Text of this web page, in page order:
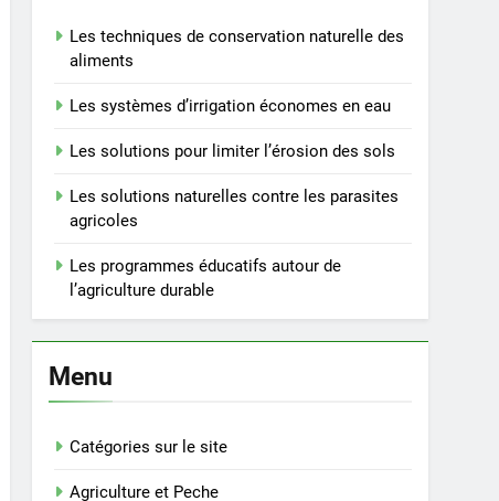
Les techniques de conservation naturelle des
aliments
Les systèmes d’irrigation économes en eau
Les solutions pour limiter l’érosion des sols
Les solutions naturelles contre les parasites
agricoles
Les programmes éducatifs autour de
l’agriculture durable
Menu
Catégories sur le site
Agriculture et Peche